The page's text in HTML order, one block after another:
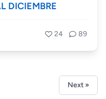
DICIEMBRE
24 89
Next »